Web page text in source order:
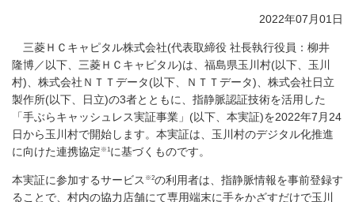
2022年07月01日
三菱ＨＣキャピタル株式会社(代表取締役 社長執行役員：柳井
隆博／以下、三菱ＨＣキャピタル)は、福島県玉川村(以下、玉川
村)、株式会社ＮＴＴデータ(以下、ＮＴＴデータ)、株式会社日立
製作所(以下、日立)の3者とともに、指静脈認証技術を活用した
「手ぶらキャッシュレス実証事業」(以下、本実証)を2022年7月24
日から玉川村で開始します。本実証は、玉川村のデジタル化推進
に向けた連携協定 ※1 に基づくものです。
本実証に参加するサービス ※2の利用者は、指静脈情報を事前登録す
ることで、村内の協力店舗にて専用端末に手をかざすだけで玉川